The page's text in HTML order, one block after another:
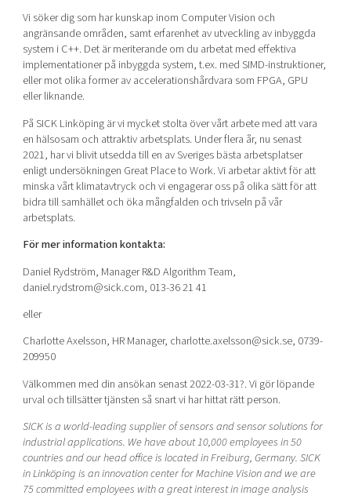
Vi söker dig som har kunskap inom Computer Vision och
angränsande områden, samt erfarenhet av utveckling av inbyggda
system i C++. Det är meriterande om du arbetat med effektiva
implementationer på inbyggda system, t.ex. med SIMD-instruktioner,
eller mot olika former av accelerationshårdvara som FPGA, GPU
eller liknande.
På SICK Linköping är vi mycket stolta över vårt arbete med att vara
en hälsosam och attraktiv arbetsplats. Under flera år, nu senast
2021, har vi blivit utsedda till en av Sveriges bästa arbetsplatser
enligt undersökningen Great Place to Work. Vi arbetar aktivt för att
minska vårt klimatavtryck och vi engagerar oss på olika sätt för att
bidra till samhället och öka mångfalden och trivseln på vår
arbetsplats.
För mer information kontakta:
Daniel Rydström, Manager R&D Algorithm Team,
daniel.rydstrom@sick.com, 013-36 21 41
eller
Charlotte Axelsson, HR Manager, charlotte.axelsson@sick.se, 0739-
209950
Välkommen med din ansökan senast 2022-03-31?. Vi gör löpande
urval och tillsätter tjänsten så snart vi har hittat rätt person.
SICK is a world-leading supplier of sensors and sensor solutions for
industrial applications. We have about 10,000 employees in 50
countries and our head office is located in Freiburg, Germany. SICK
in Linköping is an innovation center for Machine Vision and we are
75 committed employees with a great interest in image analysis